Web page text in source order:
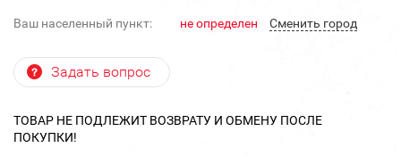
Ваш населенный пункт: не определен Cменить город
Задать вопрос
ТОВАР НЕ ПОДЛЕЖИТ ВОЗВРАТУ И ОБМЕНУ ПОСЛЕ
ПОКУПКИ!